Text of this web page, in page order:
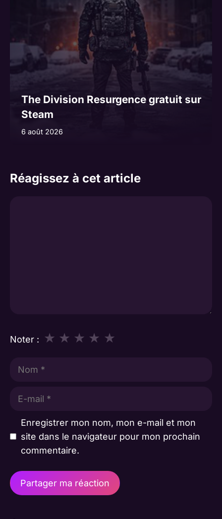
The Division Resurgence gratuit sur
Steam
6 août 2026
Réagissez à cet article
Noter : ★
★
★
★
★
Enregistrer mon nom, mon e-mail et mon
site dans le navigateur pour mon prochain
commentaire.